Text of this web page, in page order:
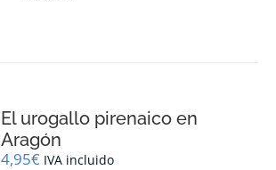
El urogallo pirenaico en
Aragón
4,95€ IVA incluido